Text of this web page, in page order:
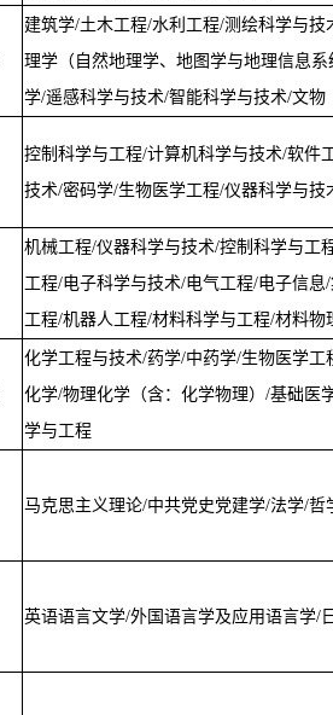
建筑学/土木工程/水利工程/测绘科学与
理学（自然地理学、地图学与地理信息
学/遥感科学与技术/智能科学与技术/文物
控制科学与工程/计算机科学与技术/软件
技术/密码学/生物医学工程/仪器科学与技
机械工程/仪器科学与技术/控制科学与工
工程/电子科学与技术/电气工程/电子信
工程/机器人工程/材料科学与工程/材料
化学工程与技术/药学/中药学/生物医学
化学/物理化学（含：化学物理）/基础医
学与工程
马克思主义理论/中共党史党建学/法学/
英语语言文学/外国语言学及应用语言学/